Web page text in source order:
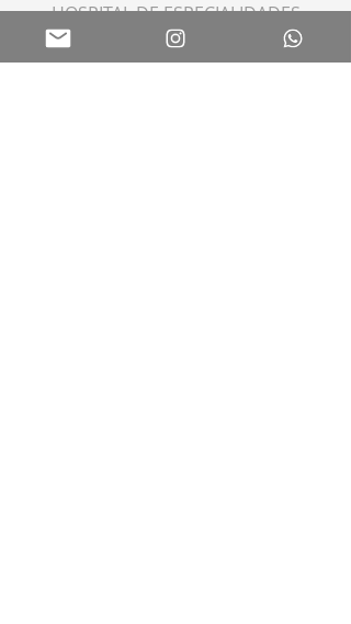
HOSPITAL DE ESPECIALIDADES
PEDIATRICAS
BOULEVARD SS JUAN PABLO II S/N